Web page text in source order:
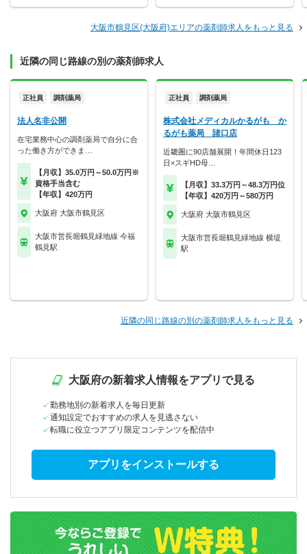
大阪市鶴見区(大阪府)エリアの薬剤師求人をもっと見る
近隣の同じ路線の別の薬剤師求人
正社員 調剤薬局
法人名非公開
在宅業務中心の調剤薬局で自分に合
った働き方ができま…
【月収】35.0万円～50.0万円※
資格手当含む
【年収】420万円
大阪府 大阪市鶴見区
大阪市営長堀鶴見緑地線 今福
鶴見駅
正社員 調剤薬局
株式会社メディカルかるがも か
るがも薬局 諸口店
近畿圏に90店舗展開！年間休日123
日×スギHD母…
【月収】33.3万円～48.3万円位
【年収】420万円～580万円
大阪府 大阪市鶴見区
大阪市営長堀鶴見緑地線 横堤
駅
近隣の同じ路線の別の薬剤師求人をもっと見る
大阪府の新着求人情報をアプリで見る
勤務地別の新着求人を毎日更新
通知設定でおすすめの求人を見逃さない
転職に役立つアプリ限定コンテンツを配信中
アプリをインストールする